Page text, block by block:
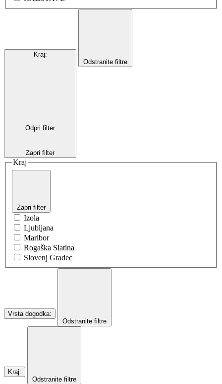
Kraj:
Odpri filter
Zapri filter
Odstranite filtre
Kraj
Zapri filter
Izola
Ljubljana
Maribor
Rogaška Slatina
Slovenj Gradec
Vrsta dogodka:
Odstranite filtre
Kraj:
Odstranite filtre